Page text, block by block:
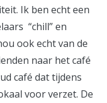
Ik ben echt een
“chill” en
ook echt van de
naar het café
café dat tijdens
voor verzet. De